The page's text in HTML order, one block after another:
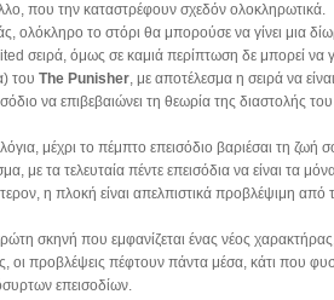
που την καταστρέφουν σχεδόν ολοκληρωτικά.
ολόκληρο το στόρι θα μπορούσε να γίνει μια
σειρά, όμως σε καμιά περίπτωση δε μπορεί να
του The Punisher, με αποτέλεσμα η σειρά να
να επιβεβαιώνει τη θεωρία της διαστολής
μέχρι το πέμπτο επεισόδιο βαριέσαι τη ζωή
με τα τελευταία πέντε επεισόδια να είναι τα
η πλοκή είναι απελπιστικά προβλέψιμη από
σκηνή που εμφανίζεται ένας νέος
οι προβλέψεις πέφτουν πάντα μέσα, κάτι που
επεισοδίων.